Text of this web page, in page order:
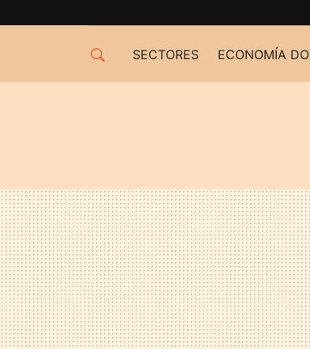
SECTORES ECONOMÍA